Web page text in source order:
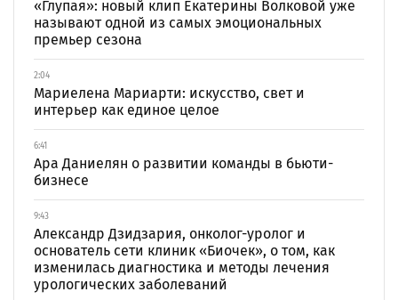
«Глупая»: новый клип Екатерины Волковой уже
называют одной из самых эмоциональных
премьер сезона
2:04
Мариелена Мариарти: искусство, свет и
интерьер как единое целое
6:41
Ара Даниелян о развитии команды в бьюти-
бизнесе
9:43
Александр Дзидзария, онколог-уролог и
основатель сети клиник «Биочек», о том, как
изменилась диагностика и методы лечения
урологических заболеваний